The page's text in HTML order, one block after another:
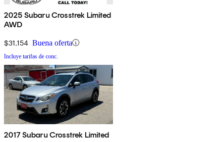
2025 Subaru Crosstrek Limited
AWD
$31,154 Buena oferta
Incluye tarifas de conc.
2017 Subaru Crosstrek Limited